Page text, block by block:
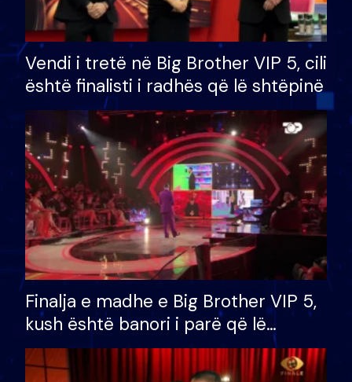
Vendi i tretë në Big Brother VIP 5, cili
është finalisti i radhës që lë shtëpinë
Finalja e madhe e Big Brother VIP 5,
kush është banori i parë që lë
shtëpinë dhe humb mundësinë për
të fituar çmimin e madh